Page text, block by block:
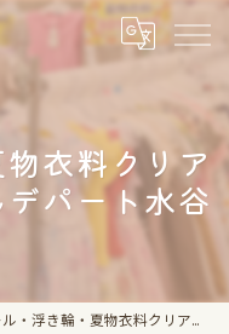
衣料クリア
パート水谷
き輪・夏物衣料クリアランス♪｜赤ちゃんデパート水谷